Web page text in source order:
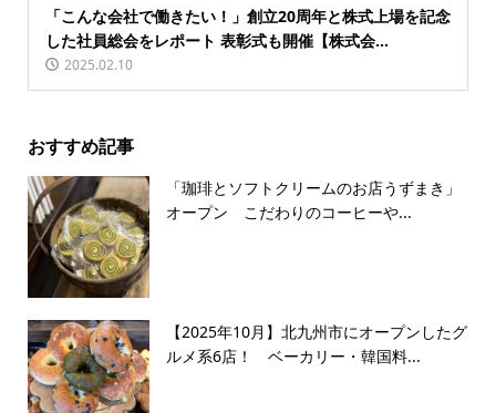
「こんな会社で働きたい！」創立20周年と株式上場を記念
した社員総会をレポート 表彰式も開催【株式会...
2025.02.10
おすすめ記事
「珈琲とソフトクリームのお店うずまき」
オープン こだわりのコーヒーや...
【2025年10月】北九州市にオープンしたグ
ルメ系6店！ ベーカリー・韓国料...